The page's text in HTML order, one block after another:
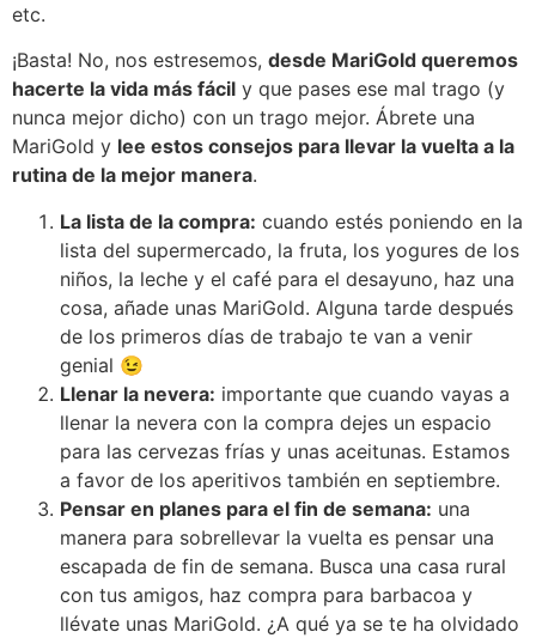
etc.
¡Basta! No, nos estresemos, desde MariGold queremos
hacerte la vida más fácil y que pases ese mal trago (y
nunca mejor dicho) con un trago mejor. Ábrete una
MariGold y lee estos consejos para llevar la vuelta a la
rutina de la mejor manera.
La lista de la compra: cuando estés poniendo en la
lista del supermercado, la fruta, los yogures de los
niños, la leche y el café para el desayuno, haz una
cosa, añade unas MariGold. Alguna tarde después
de los primeros días de trabajo te van a venir
genial 😉
Llenar la nevera: importante que cuando vayas a
llenar la nevera con la compra dejes un espacio
para las cervezas frías y unas aceitunas. Estamos
a favor de los aperitivos también en septiembre.
Pensar en planes para el fin de semana: una
manera para sobrellevar la vuelta es pensar una
escapada de fin de semana. Busca una casa rural
con tus amigos, haz compra para barbacoa y
llévate unas MariGold. ¿A qué ya se te ha olvidado